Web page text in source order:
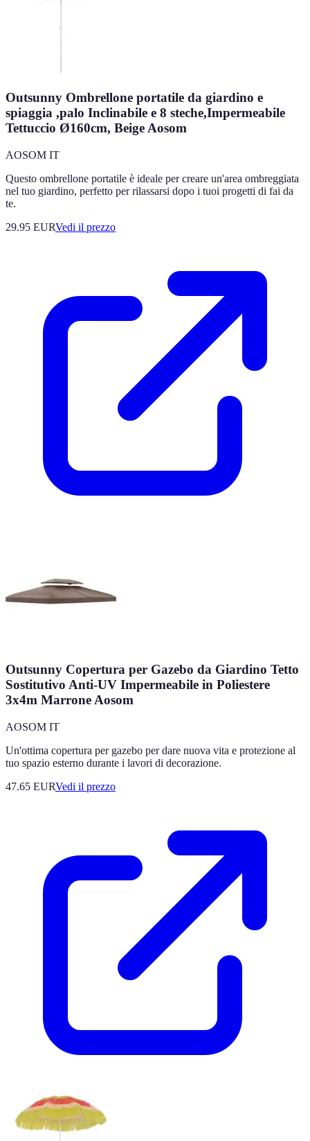
Outsunny Ombrellone portatile da giardino e
spiaggia ,palo Inclinabile e 8 steche,Impermeabile
Tettuccio Ø160cm, Beige Aosom
AOSOM IT
Questo ombrellone portatile è ideale per creare un'area ombreggiata
nel tuo giardino, perfetto per rilassarsi dopo i tuoi progetti di fai da
te.
29.95 EURVedi il prezzo
Outsunny Copertura per Gazebo da Giardino Tetto
Sostitutivo Anti-UV Impermeabile in Poliestere
3x4m Marrone Aosom
AOSOM IT
Un'ottima copertura per gazebo per dare nuova vita e protezione al
tuo spazio esterno durante i lavori di decorazione.
47.65 EURVedi il prezzo